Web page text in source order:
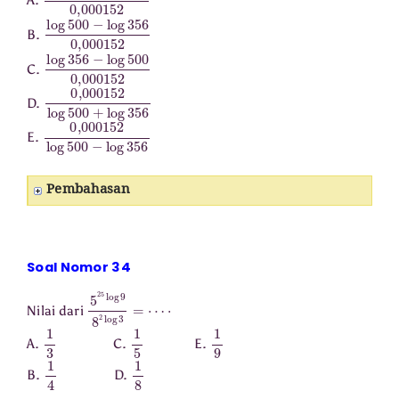
B. log500 −log3560
C. log356−log5000
D. 000152log
E. 000152log
Pembahasan
Soal Nomor 34
Nilai dari 525log
⋅
A. 13 C. 15 E. 19
B. 14 D. 18